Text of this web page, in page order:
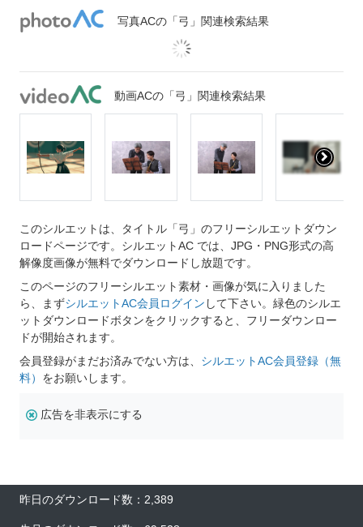
写真ACの「弓」関連検索結果
動画ACの「弓」関連検索結果
このシルエットは、タイトル「弓」のフリーシルエットダウン
ロードページです。シルエットAC では、JPG・PNG形式の高
解像度画像が無料でダウンロードし放題です。
このページのフリーシルエット素材・画像が気に入りました
ら、まずシルエットAC会員ログイン して下さい。緑色のシルエ
ットダウンロードボタンをクリックすると、フリーダウンロー
ドが開始されます。
会員登録がまだお済みでない方は、 シルエットAC会員登録（無
料） をお願いします。
広告を非表示にする
昨日のダウンロード数：2,389